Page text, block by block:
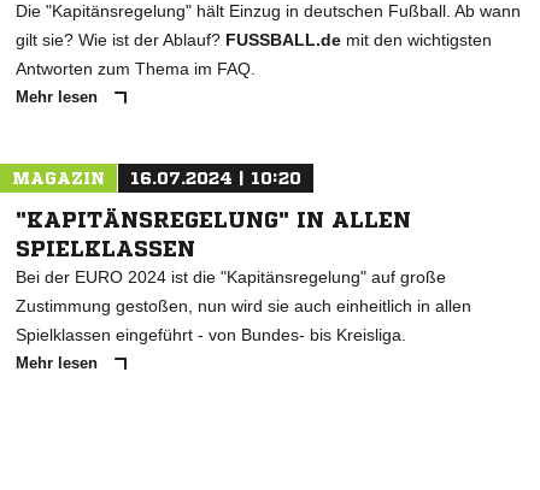
Die "Kapitänsregelung" hält Einzug in deutschen Fußball. Ab wann
gilt sie? Wie ist der Ablauf? FUSSBALL.de mit den wichtigsten
Antworten zum Thema im FAQ.
Mehr lesen
MAGAZIN 16.07.2024 | 10:20
"KAPITÄNSREGELUNG" IN ALLEN
SPIELKLASSEN
Bei der EURO 2024 ist die "Kapitänsregelung" auf große
Zustimmung gestoßen, nun wird sie auch einheitlich in allen
Spielklassen eingeführt - von Bundes- bis Kreisliga.
Mehr lesen